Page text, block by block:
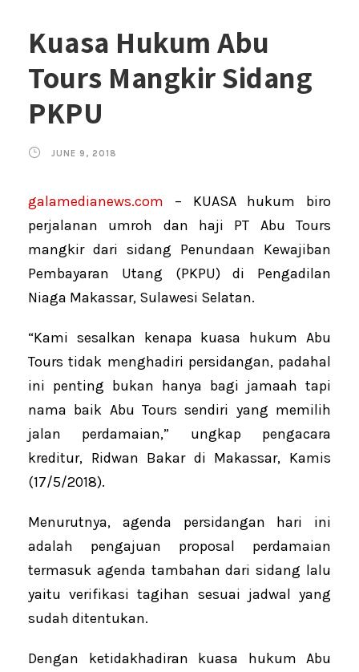
Kuasa Hukum Abu
Tours Mangkir Sidang
PKPU
JUNE 9, 2018
galamedianews.com – KUASA hukum biro
perjalanan umroh dan haji PT Abu Tours
mangkir dari sidang Penundaan Kewajiban
Pembayaran Utang (PKPU) di Pengadilan
Niaga Makassar, Sulawesi Selatan.
“Kami sesalkan kenapa kuasa hukum Abu
Tours tidak menghadiri persidangan, padahal
ini penting bukan hanya bagi jamaah tapi
nama baik Abu Tours sendiri yang memilih
jalan perdamaian,” ungkap pengacara
kreditur, Ridwan Bakar di Makassar, Kamis
(17/5/2018).
Menurutnya, agenda persidangan hari ini
adalah pengajuan proposal perdamaian
termasuk agenda tambahan dari sidang lalu
yaitu verifikasi tagihan sesuai jadwal yang
sudah ditentukan.
Dengan ketidakhadiran kuasa hukum Abu